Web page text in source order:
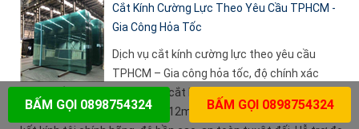
Cắt Kính Cường Lực Theo Yêu Cầu TPHCM -
Gia Công Hỏa Tốc
Dịch vụ cắt kính cường lực theo yêu cầu
TPHCM – Gia công hỏa tốc, độ chính xác
tuyệt đối từ Mr Vượng. Nhận cắt kính mặt bàn, vách ngăn, cửa
kính cường lực 8mm, 10mm, 12mm theo kích thước riêng. Cam
BẤM GỌI 0898754324 BẤM GỌI 0898754324